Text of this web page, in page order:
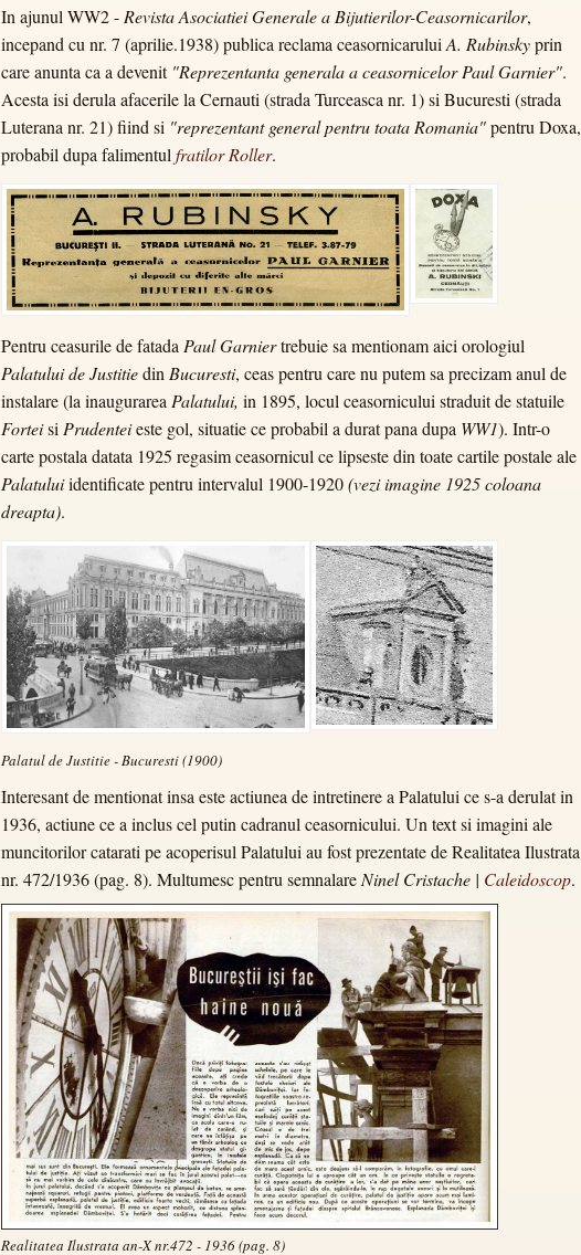
In ajunul WW2 - Revista Asociatiei Generale a Bijutierilor-Ceasornicarilor,
incepand cu nr. 7 (aprilie.1938) publica reclama ceasornicarului A. Rubinskyprin
care anunta ca a devenit "Reprezentanta generala a ceasornicelor Paul Garnier".
Acesta isi derula afacerile la Cernauti (strada Turceasca nr. 1) si Bucuresti (strada
Luterana nr. 21) fiind si "reprezentant general pentru toata Romania"pentru Doxa,
probabil dupa falimentul fratilor Roller.
Pentru ceasurile de fatada Paul Garniertrebuie sa mentionam aici orologiul
Palatului de Justitiedin Bucuresti, ceas pentru care nu putem sa precizam anul de
instalare (la inaugurarea Palatului, in 1895, locul ceasornicului straduit de statuile
Forteisi Prudenteieste gol, situatie ce probabil a durat pana dupa WW1). Intr-o
carte postala datata 1925 regasim ceasornicul ce lipseste din toate cartile postale ale
Palatuluiidentificate pentru intervalul 1900-1920(vezi imagine 1925 coloana
dreapta).
Palatul de Justitie - Bucuresti (1900)
Interesant de mentionat insa este actiunea de intretinere a Palatului ce s-a derulat in
1936, actiune ce a inclus cel putin cadranul ceasornicului. Un text si imagini ale
muncitorilor catarati pe acoperisul Palatului au fost prezentate de Realitatea Ilustrata
nr. 472/1936 (pag. 8). Multumesc pentru semnalare Ninel Cristache | Caleidoscop.
Realitatea Ilustrata an-X nr.472 - 1936 (pag. 8)